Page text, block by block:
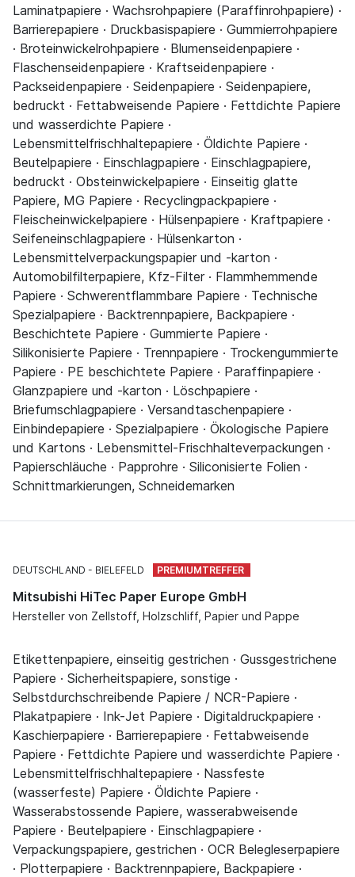
Laminatpapiere · Wachsrohpapiere (Paraffinrohpapiere) ·
Barrierepapiere · Druckbasispapiere · Gummierrohpapiere
· Broteinwickelrohpapiere · Blumenseidenpapiere ·
Flaschenseidenpapiere · Kraftseidenpapiere ·
Packseidenpapiere · Seidenpapiere · Seidenpapiere,
bedruckt · Fettabweisende Papiere · Fettdichte Papiere
und wasserdichte Papiere ·
Lebensmittelfrischhaltepapiere · Öldichte Papiere ·
Beutelpapiere · Einschlagpapiere · Einschlagpapiere,
bedruckt · Obsteinwickelpapiere · Einseitig glatte
Papiere, MG Papiere · Recyclingpackpapiere ·
Fleischeinwickelpapiere · Hülsenpapiere · Kraftpapiere ·
Seifeneinschlagpapiere · Hülsenkarton ·
Lebensmittelverpackungspapier und -karton ·
Automobilfilterpapiere, Kfz-Filter · Flammhemmende
Papiere · Schwerentflammbare Papiere · Technische
Spezialpapiere · Backtrennpapiere, Backpapiere ·
Beschichtete Papiere · Gummierte Papiere ·
Silikonisierte Papiere · Trennpapiere · Trockengummierte
Papiere · PE beschichtete Papiere · Paraffinpapiere ·
Glanzpapiere und -karton · Löschpapiere ·
Briefumschlagpapiere · Versandtaschenpapiere ·
Einbindepapiere · Spezialpapiere · Ökologische Papiere
und Kartons · Lebensmittel-Frischhalteverpackungen ·
Papierschläuche · Papprohre · Siliconisierte Folien ·
Schnittmarkierungen, Schneidemarken
DEUTSCHLAND BIELEFELD
Mitsubishi HiTec Paper Europe GmbH
Hersteller von Zellstoff, Holzschliff, Papier und Pappe
Etikettenpapiere, einseitig gestrichen · Gussgestrichene
Papiere · Sicherheitspapiere, sonstige ·
Selbstdurchschreibende Papiere / NCR-Papiere ·
Plakatpapiere · Ink-Jet Papiere · Digitaldruckpapiere ·
Kaschierpapiere · Barrierepapiere · Fettabweisende
Papiere · Fettdichte Papiere und wasserdichte Papiere ·
Lebensmittelfrischhaltepapiere · Nassfeste
(wasserfeste) Papiere · Öldichte Papiere ·
Wasserabstossende Papiere, wasserabweisende
Papiere · Beutelpapiere · Einschlagpapiere ·
Verpackungspapiere, gestrichen · OCR Belegleserpapiere
· Plotterpapiere · Backtrennpapiere, Backpapiere ·